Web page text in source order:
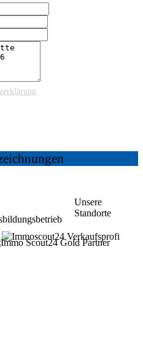
Unsere
Standorte